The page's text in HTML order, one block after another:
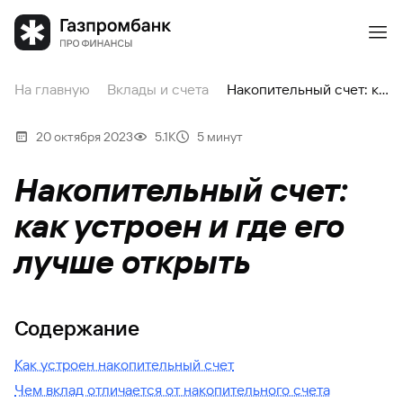
На главную Вклады и счета Накопительный счет: как устроен и где его лучше открыть
20 октября 2023 5.1К 5 минут
Накопительный счет:
как устроен и где его
лучше открыть
Содержание
Как устроен накопительный счет
Чем вклад отличается от накопительного счета